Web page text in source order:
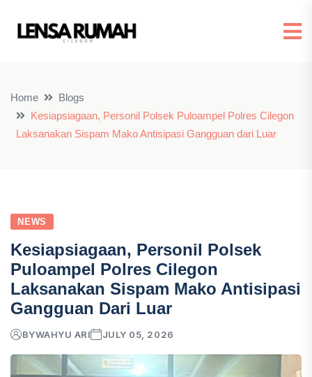
Home
Blogs
Kesiapsiagaan, Personil Polsek Puloampel Polres Cilegon
Laksanakan Sispam Mako Antisipasi Gangguan dari Luar
NEWS
Kesiapsiagaan, Personil Polsek
Puloampel Polres Cilegon
Laksanakan Sispam Mako Antisipasi
Gangguan Dari Luar
BYWAHYU ARI JULY 05, 2026